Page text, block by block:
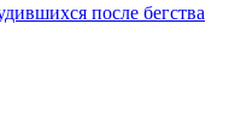
после бегства